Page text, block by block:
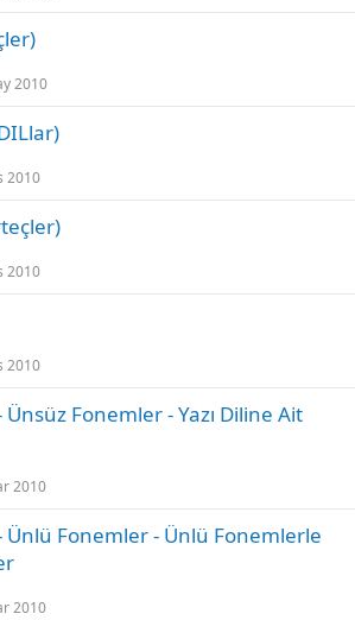
2010
2010
2010
2010
Ünsüz Fonemler - Yazı Diline Ait
2010
- Ünlü Fonemler - Ünlü Fonemlerle
2010